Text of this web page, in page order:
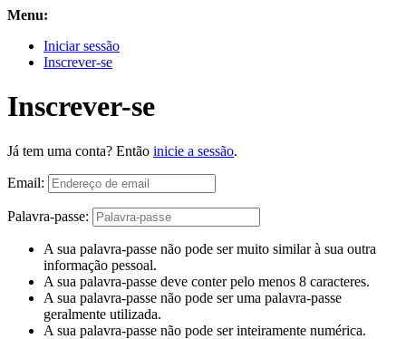
Menu:
Iniciar sessão
Inscrever-se
Inscrever-se
Já tem uma conta? Então inicie a sessão.
Email:
Palavra-passe:
A sua palavra-passe não pode ser muito similar à sua outra
informação pessoal.
A sua palavra-passe deve conter pelo menos 8 caracteres.
A sua palavra-passe não pode ser uma palavra-passe
geralmente utilizada.
A sua palavra-passe não pode ser inteiramente numérica.